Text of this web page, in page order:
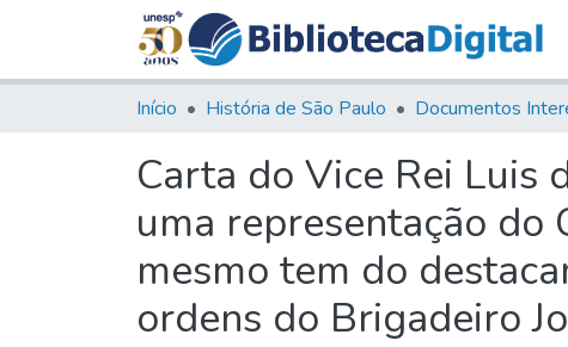
Início História de São Paulo Documentos
Carta do Vice Rei Luis
uma representação do
mesmo tem do
ordens do Brigadeiro